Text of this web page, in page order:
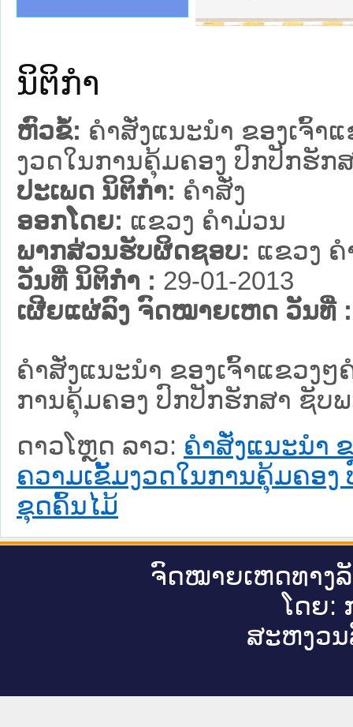
ຊາຊົນ ພາກເໜືອ
ການ
ກາງ
ກໃຕ້
ນຕຳຫຼວດປະຊາຊົນ
ສັນຕິບານປະຊາຊົນ
ກເໜືອ
ຊາຊົນ ພາກກາງ
ນິຕິກໍາ
ຫົວຂໍ້: ຄໍາສັ່ງແນະນໍາ ຂອງເຈົ້າ
ງວດໃນການຄຸ້ມຄອງ ປົກປັກຮັກ
ປະເພດ ນິຕິກໍາ: ຄໍາສັ່ງ
ອອກໂດຍ: ແຂວງ ຄໍາມ່ວນ
ພາກສ່ວນຮັບຜິດຊອບ: ແຂວງ
ວັນທີ່ ນິຕິກໍາ : 29-01-2013
ເຜີຍແຜ່ລົງ ຈົດໝາຍເຫດ ວັນທີ່ :
ຄໍາສັ່ງແນະນໍາ ຂອງເຈົ້າແຂວງ
ການຄຸ້ມຄອງ ປົກປັກຮັກສາ ຊັບ
ດາວໂຫຼດ ລາວ: ຄໍາສັ່ງແນະນໍາ
ຄວາມເຂັ້ມງວດໃນການຄຸ້ມຄອ
ຂຸດຄົ້ນໄມ້
ຈົດ​ໝາຍ​ເຫດ​ທາງ​
ໂດຍ:
ສະ​ຫງວນ​